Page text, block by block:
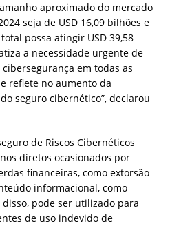
aproximado do mercado
seja de USD 16,09 bilhões e
possa atingir USD 39,58
a necessidade urgente de
em todas as
reflete no aumento da
seguro cibernético”, declarou
de Riscos Cibernéticos
diretos ocasionados por
financeiras, como extorsão
informacional, como
pode ser utilizado para
de uso indevido de